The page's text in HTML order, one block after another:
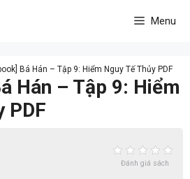
Menu
Bá Hán – Tập 9: Hiểm Nguy Tế Thủy PDF
Hán – Tập 9: Hiểm
PDF
Đánh giá sách